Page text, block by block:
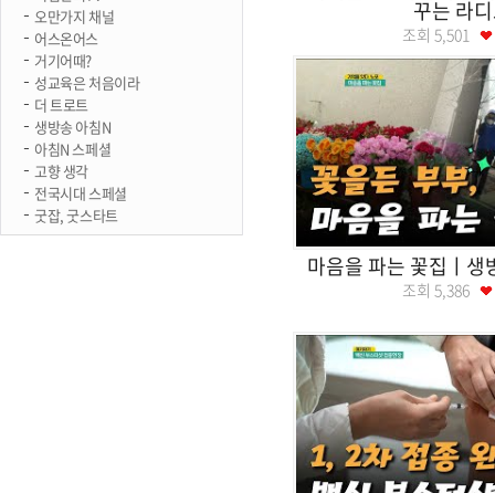
오만가지 채널
어스온어스
거기어때?
성교육은 처음이라
더 트로트
생방송 아침N
아침N 스페셜
고향 생각
전국시대 스페셜
굿잡, 굿스타트
꾸는 라
조회 5,501
마음을 파는 꽃집ㅣ생
조회 5,386